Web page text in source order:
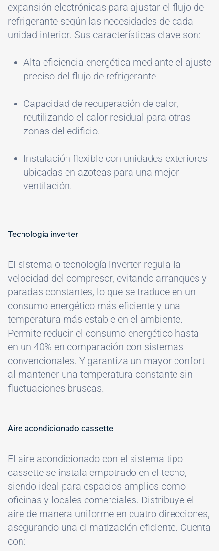
expansión electrónicas para ajustar el flujo de
refrigerante según las necesidades de cada
unidad interior. Sus características clave son:
Alta eficiencia energética mediante el ajuste
preciso del flujo de refrigerante.
Capacidad de recuperación de calor,
reutilizando el calor residual para otras
zonas del edificio.
Instalación flexible con unidades exteriores
ubicadas en azoteas para una mejor
ventilación.
Tecnología inverter
El sistema o tecnología inverter regula la
velocidad del compresor, evitando arranques y
paradas constantes, lo que se traduce en un
consumo energético más eficiente y una
temperatura más estable en el ambiente.
Permite reducir el consumo energético hasta
en un 40% en comparación con sistemas
convencionales. Y garantiza un mayor confort
al mantener una temperatura constante sin
fluctuaciones bruscas.
Aire acondicionado cassette
El aire acondicionado con el sistema tipo
cassette se instala empotrado en el techo,
siendo ideal para espacios amplios como
oficinas y locales comerciales. Distribuye el
aire de manera uniforme en cuatro direcciones,
asegurando una climatización eficiente. Cuenta
con: